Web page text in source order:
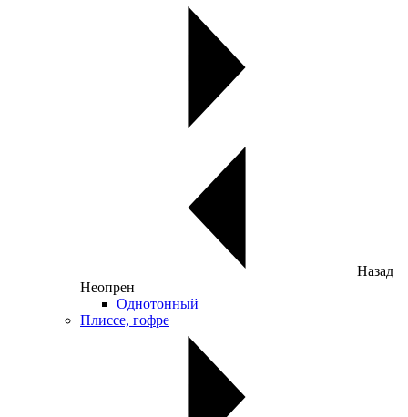
Назад
Неопрен
Однотонный
Плиссе, гофре